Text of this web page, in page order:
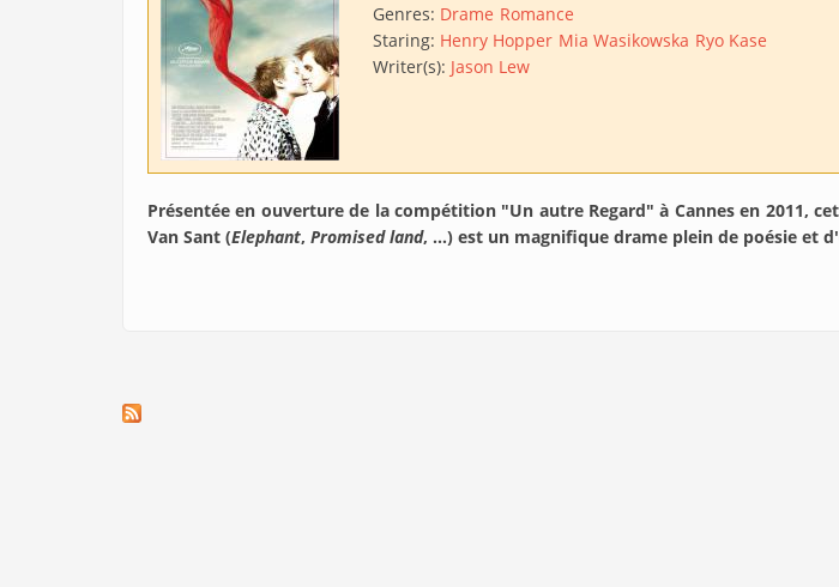
Genres: Drame Romance
Staring: Henry Hopper Mia Wasikowska Ryo Kase
Writer(s): Jason Lew
Présentée en ouverture de la compétition "Un autre Regard" à Cannes en 2011,
Van Sant (Elephant, Promised land, ...) est un magnifique drame plein de poésie et